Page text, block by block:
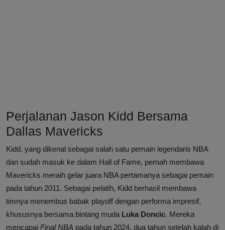
Perjalanan Jason Kidd Bersama
Dallas Mavericks
Kidd, yang dikenal sebagai salah satu pemain legendaris NBA
dan sudah masuk ke dalam Hall of Fame, pernah membawa
Mavericks meraih gelar juara NBA pertamanya sebagai pemain
pada tahun 2011. Sebagai pelatih, Kidd berhasil membawa
timnya menembus babak playoff dengan performa impresif,
khususnya bersama bintang muda Luka Doncic. Mereka
mencapai Final NBA pada tahun 2024, dua tahun setelah kalah di